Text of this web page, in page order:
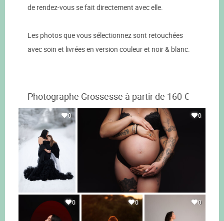
de rendez-vous se fait directement avec elle.
Les photos que vous sélectionnez sont retouchées
avec soin et livrées en version couleur et noir & blanc.
Photographe Grossesse à partir de 160 €
0 0
0 0 0